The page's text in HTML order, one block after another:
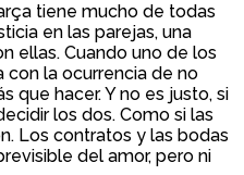
tiene mucho de todas
en las parejas, una
ellas. Cuando uno de los
con la ocurrencia de no
que hacer. Y no es justo, si
los dos. Como si las
Los contratos y las bodas
del amor, pero ni